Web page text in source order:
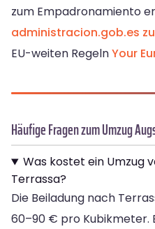
zum Empadronamiento
administracion.gob.es
EU-weiten RegelnYour
Häufige Fragen zum Umzug
Was kostet ein Umzug
Terrassa?
Die Beiladung nach
60–90 € pro Kubikmeter.